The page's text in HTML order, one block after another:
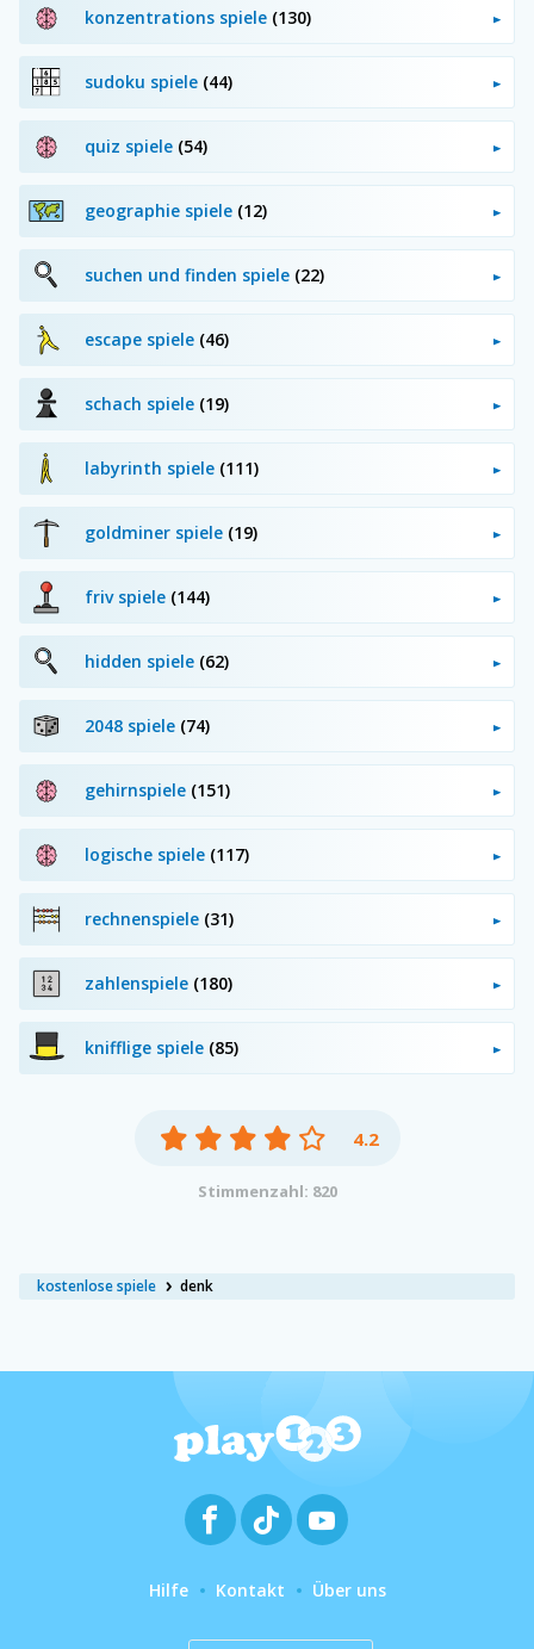
kostenlose spiele denk
konzentrations spiele (130)
sudoku spiele (44)
quiz spiele (54)
geographie spiele (12)
suchen und finden spiele (22)
escape spiele (46)
schach spiele (19)
labyrinth spiele (111)
goldminer spiele (19)
friv spiele (144)
hidden spiele (62)
2048 spiele (74)
gehirnspiele (151)
logische spiele (117)
rechnenspiele (31)
zahlenspiele (180)
knifflige spiele (85)
4.2
Stimmenzahl: 820
Hilfe Kontakt Über uns